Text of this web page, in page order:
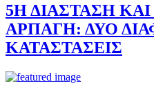
5Η ΔΙΑΣΤΑΣΗ
ΑΡΠΑΓΗ: ΔΥΟ
ΚΑΤΑΣΤΑΣΕΙΣ